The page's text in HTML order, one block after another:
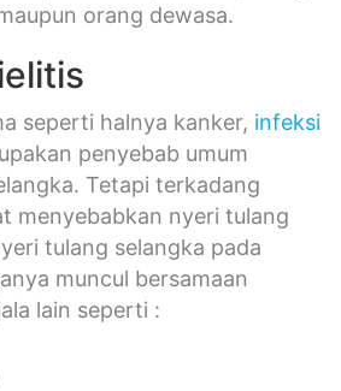
orang dewasa.
seperti halnya kanker, infeksi
penyebab umum
Tetapi terkadang
menyebabkan nyeri tulang
tulang selangka pada
muncul bersamaan
lain seperti :